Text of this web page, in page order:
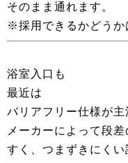
そのまま通れます。
※採用できるかどうか
浴室入口も
最近は
バリアフリー仕様が主
メーカーによって段
すく、つまずきにく